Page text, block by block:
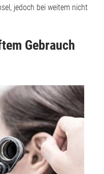
jedoch bei weitem nicht
Gebrauch